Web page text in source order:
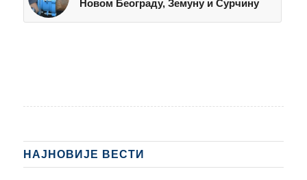
Новом Београду, Земуну и Сурчину
НАЈНОВИЈЕ ВЕСТИ